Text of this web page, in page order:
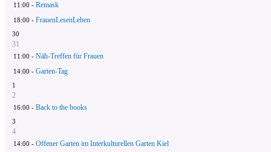
11:00 - Remask
18:00 - FrauenLesenLeben
30
31
11:00 - Näh-Treffen für Frauen
14:00 - Garten-Tag
1
2
16:00 - Back to the books
3
4
14:00 - Offener Garten im Interkulturellen Garten Kiel